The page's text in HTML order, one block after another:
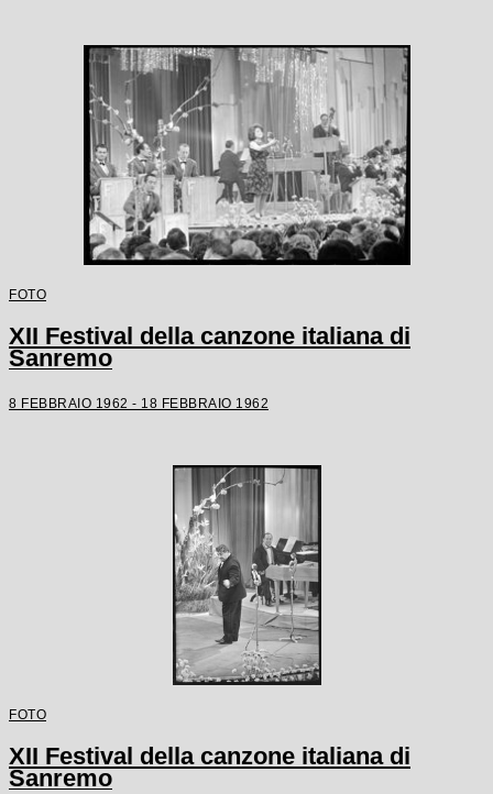
FOTO
XII Festival della canzone italiana di
Sanremo
8 FEBBRAIO 1962 - 18 FEBBRAIO 1962
FOTO
XII Festival della canzone italiana di
Sanremo